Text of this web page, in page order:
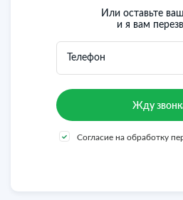
Или оставьте
и я вам
Телефон
Согласие на обработку